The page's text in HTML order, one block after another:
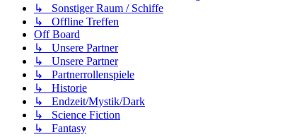
↳ Sonstiger Raum / Schiffe
↳ Offline Treffen
Off Board
↳ Unsere Partner
↳ Unsere Partner
↳ Partnerrollenspiele
↳ Historie
↳ Endzeit/Mystik/Dark
↳ Science Fiction
↳ Fantasy